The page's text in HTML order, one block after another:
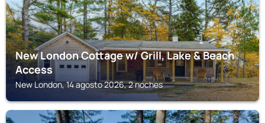
New London Cottage w/ Grill, Lake & Beach
Access
New London, 14 agosto 2026, 2 noches